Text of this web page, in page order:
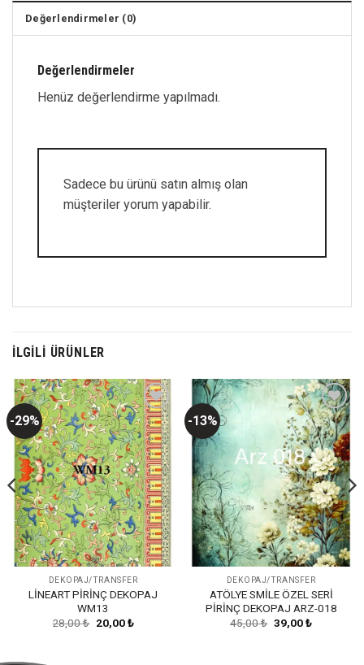
Değerlendirmeler (0)
Değerlendirmeler
Henüz değerlendirme yapılmadı.
Sadece bu ürünü satın almış olan
müşteriler yorum yapabilir.
İLGILI ÜRÜNLER
-29%
Favorilerime
Ekle
DEKOPAJ/TRANSFER
LİNEART PİRİNÇ DEKOPAJ
WM13
28,00₺ Orijinal
fiyat:
20,00₺Şu
-13%
Favorilerime
Ekle
DEKOPAJ/TRANSFER
ATÖLYE SMİLE ÖZEL SERİ
PİRİNÇ DEKOPAJ ARZ-018
45,00₺ Orijinal
fiyat:
39,00₺Şu